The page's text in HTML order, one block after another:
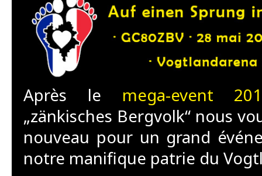
Après le mega-event
„zänkisches Bergvolk“ nous
nouveau pour un grand
notre manifique patrie du